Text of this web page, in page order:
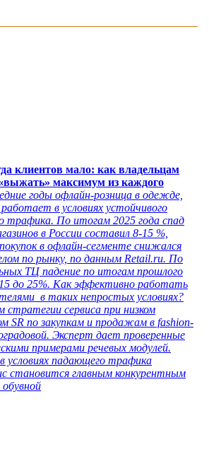
клиентов мало: как владельцам
максимум из каждого
годы офлайн-розница в одежде,
работает в условиях устойчивого
трафика. По итогам 2025 года спад
в России составил 8-15 %,
в офлайн-сегменте снижался
по рынку, по данным Retail.ru. По
ТЦ падение по итогам прошлого
до 25%. Как эффективно работать
в таких непростых условиях?
стратегии сервиса при низком
SR по закупкам и продажам в fashion-
Эксперт дает проверенные
примерами речевых модулей.
условиях падающего трафика
становится главным конкурентным